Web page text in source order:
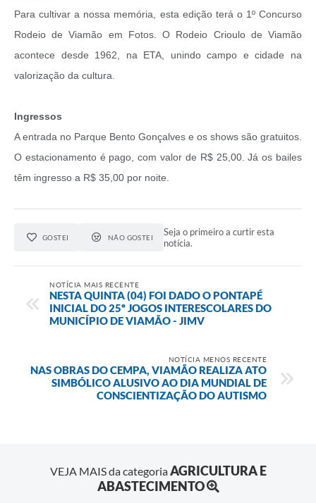
Para cultivar a nossa memória, esta edição terá o 1º Concurso
Rodeio de Viamão em Fotos. O Rodeio Crioulo de Viamão
acontece desde 1962, na ETA, unindo campo e cidade na
valorização da cultura.
Ingressos
A entrada no Parque Bento Gonçalves e os shows são gratuitos.
O estacionamento é pago, com valor de R$ 25,00. Já os bailes
têm ingresso a R$ 35,00 por noite.
GOSTEI NÃO GOSTEI
Seja o primeiro a curtir esta
notícia.
NOTÍCIA MAIS RECENTE
NESTA QUINTA (04) FOI DADO O PONTAPÉ
INICIAL DO 25º JOGOS INTERESCOLARES DO
MUNICÍPIO DE VIAMÃO - JIMV
NOTÍCIA MENOS RECENTE
NAS OBRAS DO CEMPA, VIAMÃO REALIZA ATO
SIMBÓLICO ALUSIVO AO DIA MUNDIAL DE
CONSCIENTIZAÇÃO DO AUTISMO
VEJA MAIS da categoriaAGRICULTURA E
ABASTECIMENTO